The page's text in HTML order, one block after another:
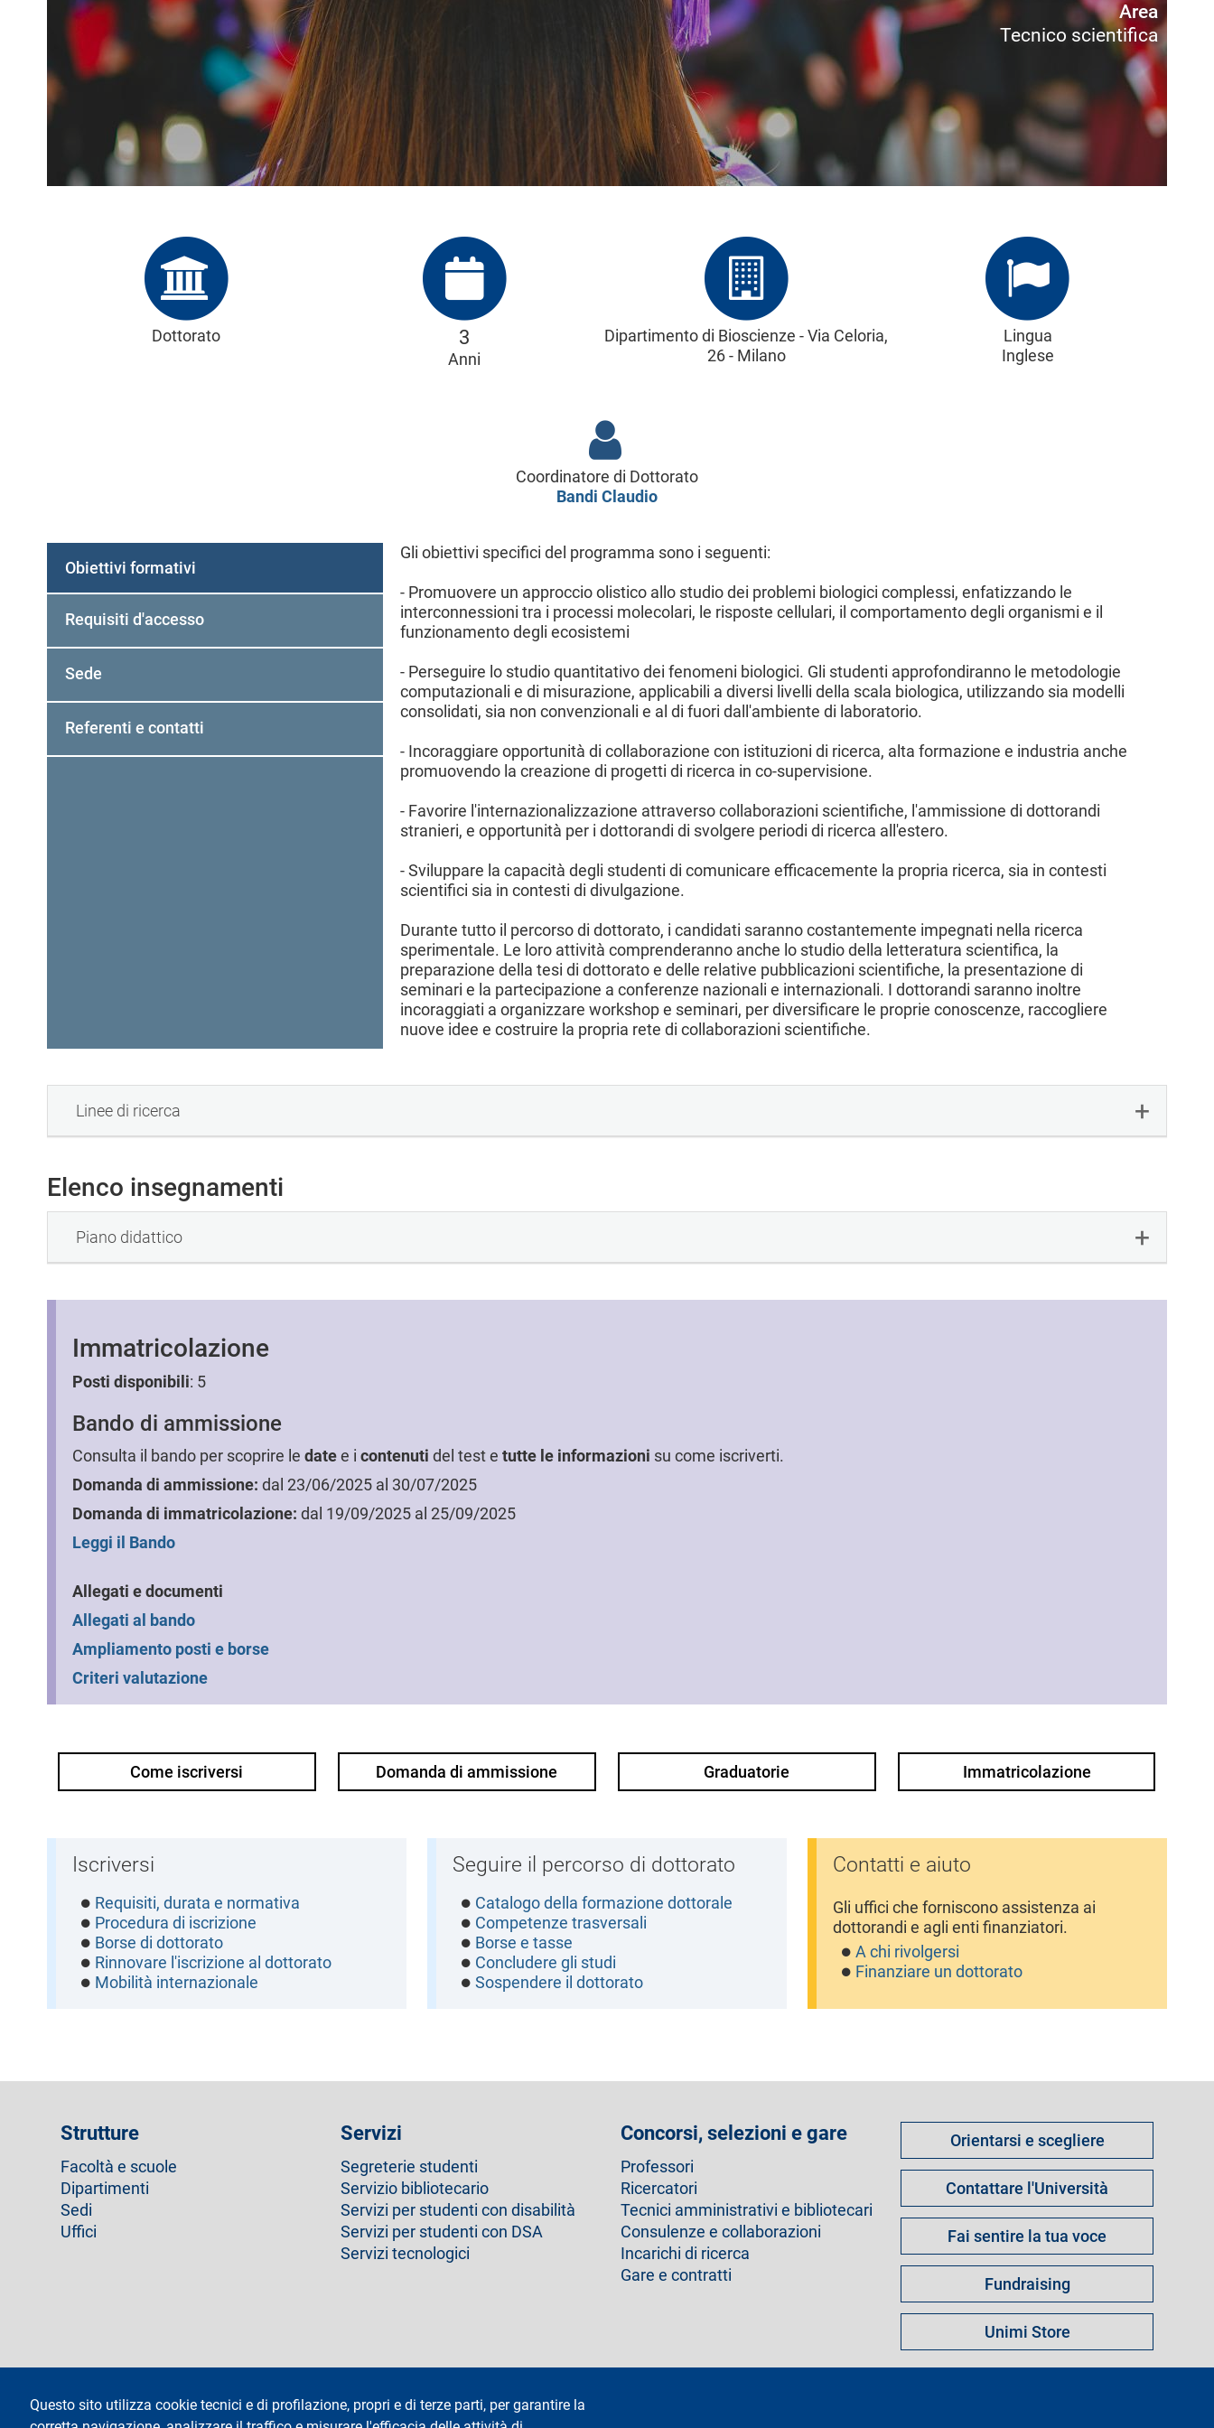
Area
Tecnico scientifica
Dottorato 3
Anni
Dipartimento di Bioscienze - Via Celoria,
26 - Milano
Lingua
Inglese
Coordinatore di Dottorato
Bandi Claudio
Obiettivi formativi
(
s
e
d
a
Requisiti d'accesso
Sede
Referenti e contatti
Gli obiettivi specifici del programma sono i seguenti:
- Promuovere un approccio olistico allo studio dei problemi biologici complessi, enfatizzando le
interconnessioni tra i processi molecolari, le risposte cellulari, il comportamento degli organismi e il
funzionamento degli ecosistemi
- Perseguire lo studio quantitativo dei fenomeni biologici. Gli studenti approfondiranno le metodologie
computazionali e di misurazione, applicabili a diversi livelli della scala biologica, utilizzando sia modelli
consolidati, sia non convenzionali e al di fuori dall'ambiente di laboratorio.
- Incoraggiare opportunità di collaborazione con istituzioni di ricerca, alta formazione e industria anche
promuovendo la creazione di progetti di ricerca in co-supervisione.
- Favorire l'internazionalizzazione attraverso collaborazioni scientifiche, l'ammissione di dottorandi
stranieri, e opportunità per i dottorandi di svolgere periodi di ricerca all'estero.
- Sviluppare la capacità degli studenti di comunicare efficacemente la propria ricerca, sia in contesti
scientifici sia in contesti di divulgazione.
Durante tutto il percorso di dottorato, i candidati saranno costantemente impegnati nella ricerca
sperimentale. Le loro attività comprenderanno anche lo studio della letteratura scientifica, la
preparazione della tesi di dottorato e delle relative pubblicazioni scientifiche, la presentazione di
seminari e la partecipazione a conferenze nazionali e internazionali. I dottorandi saranno inoltre
incoraggiati a organizzare workshop e seminari, per diversificare le proprie conoscenze, raccogliere
nuove idee e costruire la propria rete di collaborazioni scientifiche.
Linee di ricerca
Elenco insegnamenti
Piano didattico
Immatricolazione
Posti disponibili: 5
Bando di ammissione
Consulta il bando per scoprire le datee i contenuti del test e tutte le informazioni su come iscriverti.
Domanda di ammissione: dal 23/06/2025 al 30/07/2025
Domanda di immatricolazione: dal 19/09/2025 al 25/09/2025
Leggi il Bando
Allegati e documenti
Allegati al bando
Ampliamento posti e borse
Criteri valutazione
Come iscriversi Domanda di ammissione Graduatorie Immatricolazione
Iscriversi
Requisiti, durata e normativa
Procedura di iscrizione
Borse di dottorato
Rinnovare l'iscrizione al dottorato
Mobilità internazionale
Seguire il percorso di dottorato
Catalogo della formazione dottorale
Competenze trasversali
Borse e tasse
Concludere gli studi
Sospendere il dottorato
Contatti e aiuto
Gli uffici che forniscono assistenza ai
dottorandi e agli enti finanziatori.
A chi rivolgersi
Finanziare un dottorato
Questo sito utilizza cookie tecnici e di profilazione, propri e di terze parti, per garantire la
Strutture
Facoltà e scuole
Dipartimenti
Sedi
Uffici
Servizi
Segreterie studenti
Servizio bibliotecario
Servizi per studenti con disabilità
Servizi per studenti con DSA
Servizi tecnologici
Concorsi, selezioni e gare
Professori
Ricercatori
Tecnici amministrativi e bibliotecari
Consulenze e collaborazioni
Incarichi di ricerca
Gare e contratti
Come
per
Orientarsi e scegliere
Contattare l'Università
Fai sentire la tua voce
Fundraising
Unimi Store